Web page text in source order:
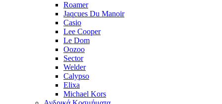
Roamer
Jaqcues Du Manoir
Casio
Lee Cooper
Le Dom
Oozoo
Sector
Welder
Calypso
Elixa
Michael Kors